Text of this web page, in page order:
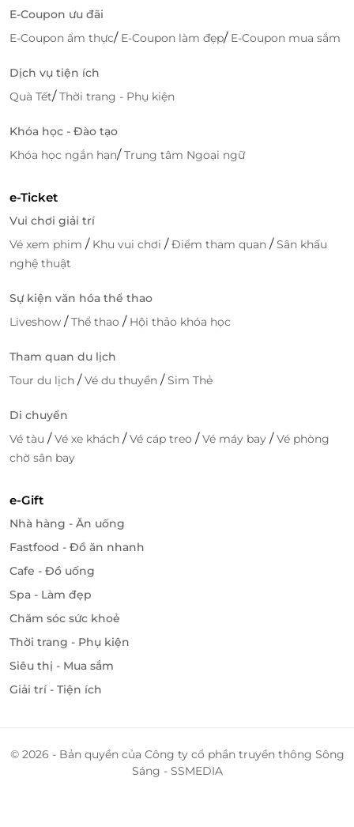
nhiên.
Nhà hàng Lá Chàm
– điểm hẹn ẩm thực tinh tế,
nơi du khách được thưởng thức hương vị đặc
trưng của núi rừng Tây Bắc hòa quyện cùng
Lobby Bar và Pha Luông Sky Bar
thư giãn hoàn hảo để nhâm nhi ly cocktail, ngắm
hoàng hôn buông xuống thị trấn sương mờ, hay
đơn giản chỉ là tận hưởng sự tĩnh lặng của buổi
Hospitality
quản lý khách sạn cao cấp, đảm bảo mọi dịch vụ đều
đạt chuẩn quốc tế – từ phong cách phục vụ chuyên
E-Coupon ưu đãi
E-Coupon ẩm thực/ E-Coupon làm đẹp/ E-Coupon mua sắm
Dịch vụ tiện ích
Quà Tết/Thời trang - Phụ kiện
Khóa học - Đào tạo
Khóa học ngắn hạn/Trung tâm Ngoại ngữ
e-Ticket
Vui chơi giải trí
Vé xem phim / Khu vui chơi /Điểm tham quan /Sân khấu
nghệ thuật
Sự kiện văn hóa thể thao
Liveshow /Thể thao / Hội thảo khóa học
Tham quan du lịch
Tour du lịch /Vé du thuyền /Sim Thẻ
Di chuyển
Vé tàu /Vé xe khách /Vé cáp treo /Vé máy bay /Vé phòng
chờ sân bay
e-Gift
Nhà hàng - Ăn uống
Fastfood - Đồ ăn nhanh
Cafe - Đồ uống
Spa - Làm đẹp
Chăm sóc sức khoẻ
Thời trang - Phụ kiện
Siêu thị - Mua sắm
Giải trí - Tiện ích
© 2026 - Bản quyền của Công ty cổ phần truyền thông Sông
Sáng - SSMEDIA